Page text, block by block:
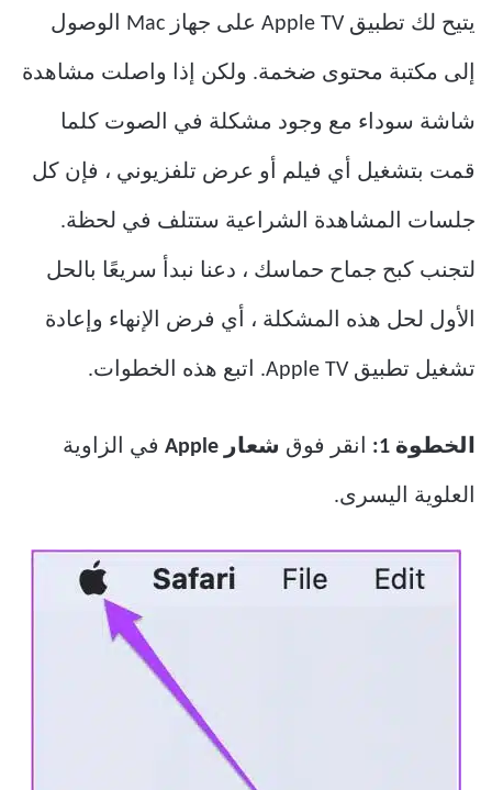
يتيح لك تطبيق Apple TV على جهاز Mac الوصول
إلى مكتبة محتوى ضخمة. ولكن إذا واصلت مشاهدة
شاشة سوداء مع وجود مشكلة في الصوت كلما
قمت بتشغيل أي فيلم أو عرض تلفزيوني ، فإن كل
جلسات المشاهدة الشراعية ستتلف في لحظة.
لتجنب كبح جماح حماسك ، دعنا نبدأ سريعًا بالحل
الأول لحل هذه المشكلة ، أي فرض الإنهاء وإعادة
تشغيل تطبيق Apple TV. اتبع هذه الخطوات.
الخطوة 1: انقر فوق شعار Apple في الزاوية
العلوية اليسرى.